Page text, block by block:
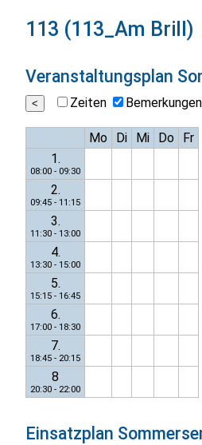
113 (113_Am Brill)
Veranstaltungsplan
Zeiten Bemerkungen
Mo Di Mi Do
Fr
1.
08:00 - 09:30
2.
09:45 - 11:15
3.
11:30 - 13:00
4.
13:30 - 15:00
5.
15:15 - 16:45
6.
17:00 - 18:30
7.
18:45 - 20:15
8
20:30 - 22:00
Einsatzplan